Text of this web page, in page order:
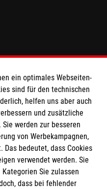
e.V.
2000 12
ein optimales Webseiten-
sind für den technischen
helfen uns aber auch
und zusätzliche
werden zur besseren
von Werbekampagnen,
Das bedeutet, dass Cookies
verwendet werden. Sie
Sie zulassen
dass bei fehlender